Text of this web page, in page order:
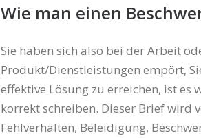
Wie man einen
Sie haben sich also bei der Arbeit
Produkt/Dienstleistungen empört,
effektive Lösung zu erreichen, ist es
korrekt schreiben. Dieser Brief wird
Fehlverhalten, Beleidigung,